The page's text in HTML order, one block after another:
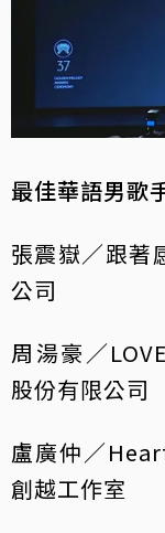
最佳華語男歌
張震嶽／跟著
公司
周湯豪／
股份有限公司
盧廣仲／
創越工作室